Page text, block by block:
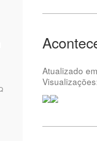
Atualizado